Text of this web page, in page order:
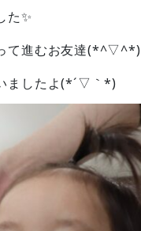
た✨
て進むお友達(*^▽^*)
ましたよ(*´▽｀*)